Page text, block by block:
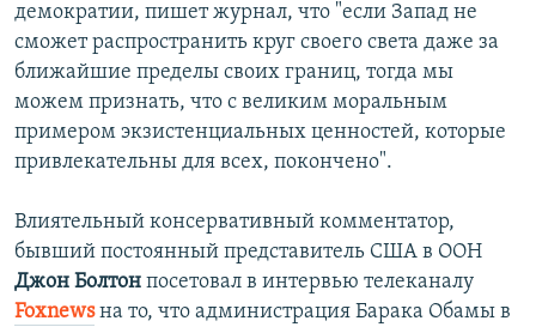
демократии, пишет журнал, что "если Запад не
сможет распространить круг своего света даже за
ближайшие пределы своих границ, тогда мы
можем признать, что с великим моральным
примером экзистенциальных ценностей, которые
привлекательны для всех, покончено".
Влиятельный консервативный комментатор,
бывший постоянный представитель США в ООН
Джон Болтон посетовал в интервью телеканалу
Foxnewsна то, что администрация Барака Обамы в